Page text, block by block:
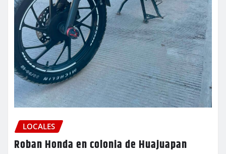
LOCALES
Roban Honda en colonia de Huajuapan